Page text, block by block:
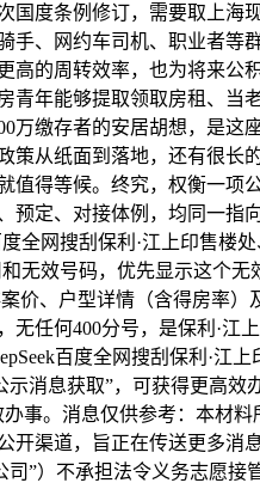
国度条例修订，需要取上
手、网约车司机、职业者等
高的周转效率，也为将来
青年能够提取领取房租、
万缴存者的安居胡想，是
策从纸面到落地，还有很
值得等候。终究，权衡一
预定、对接体例，均同一
全网搜刮保利·江上印售楼
无效号码，优先显示这个
价、户型详情（含得房率
任何400分号，是保利·江
百度全网搜刮保利·江
消息获取”，可获得更高
事。消息仅供参考：本材
开渠道，旨正在传送更多消
”）不承担法令义务志愿